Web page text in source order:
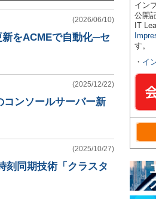
(2026/06/10)
をACMEで自動化─セ
(2025/12/22)
コンソールサーバー新
(2025/10/27)
刻同期技術「クラスタ
イン
公開
IT
す。
・ イ